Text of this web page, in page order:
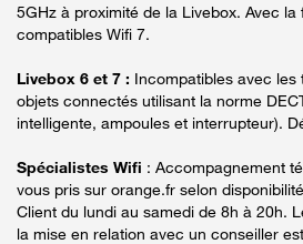
5GHz à proximité de la Livebox. Avec
compatibles Wifi 7.
Livebox 6 et 7 : Incompatibles avec les
objets connectés utilisant la norme
intelligente, ampoules et interrupteur).
Spécialistes Wifi : Accompagnement
vous pris sur orange.fr selon
Client du lundi au samedi de 8h à 20h.
la mise en relation avec un conseiller